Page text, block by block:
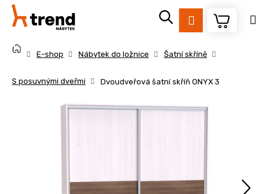
Přejít
obsah
Přihlášení
E-shop Nábytek do ložnice Šatní skříně
S posuvnými dveřmi Dvoudveřová šatní skříň ONYX 3